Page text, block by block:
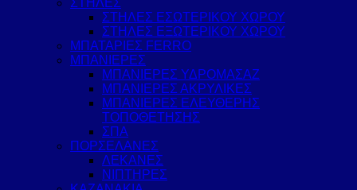
ΣΤΗΛΕΣ
ΣΤΗΛΕΣ ΕΣΩΤΕΡΙΚΟΥ ΧΩΡΟΥ
ΣΤΗΛΕΣ ΕΞΩΤΕΡΙΚΟΥ ΧΩΡΟΥ
ΜΠΑΤΑΡΙΕΣ FERRO
ΜΠΑΝΙΕΡΕΣ
ΜΠΑΝΙΕΡΕΣ ΥΔΡΟΜΑΣΑΖ
ΜΠΑΝΙΕΡΕΣ ΑΚΡΥΛΙΚΕΣ
ΜΠΑΝΙΕΡΕΣ ΕΛΕΥΘΕΡΗΣ
ΤΟΠΟΘΕΤΗΣΗΣ
ΣΠΑ
ΠΟΡΣΕΛΑΝΕΣ
ΛΕΚΑΝΕΣ
ΝΙΠΤΗΡΕΣ